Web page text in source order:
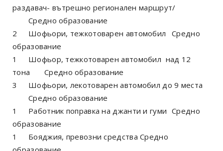
раздавач- вътрешно регионален маршрут/
Средно образование
2
Шофьори, тежкотоварен автомобил
Средно
образование
1
Шофьор, тежкотоварен автомобил над 12
тона
Средно образование
3
Шофьори, лекотоварен автомобил до 9 места
Средно образование
1
Работник поправка на джанти и гуми Средно
образование
1
Бояджия, превозни средства Средно